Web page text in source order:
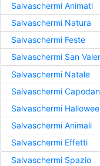
Salvaschermi Animati
Salvaschermi Natura
Salvaschermi Feste
Salvaschermi San
Salvaschermi Natale
Salvaschermi
Salvaschermi
Salvaschermi Animali
Salvaschermi Effetti
Salvaschermi Spazio